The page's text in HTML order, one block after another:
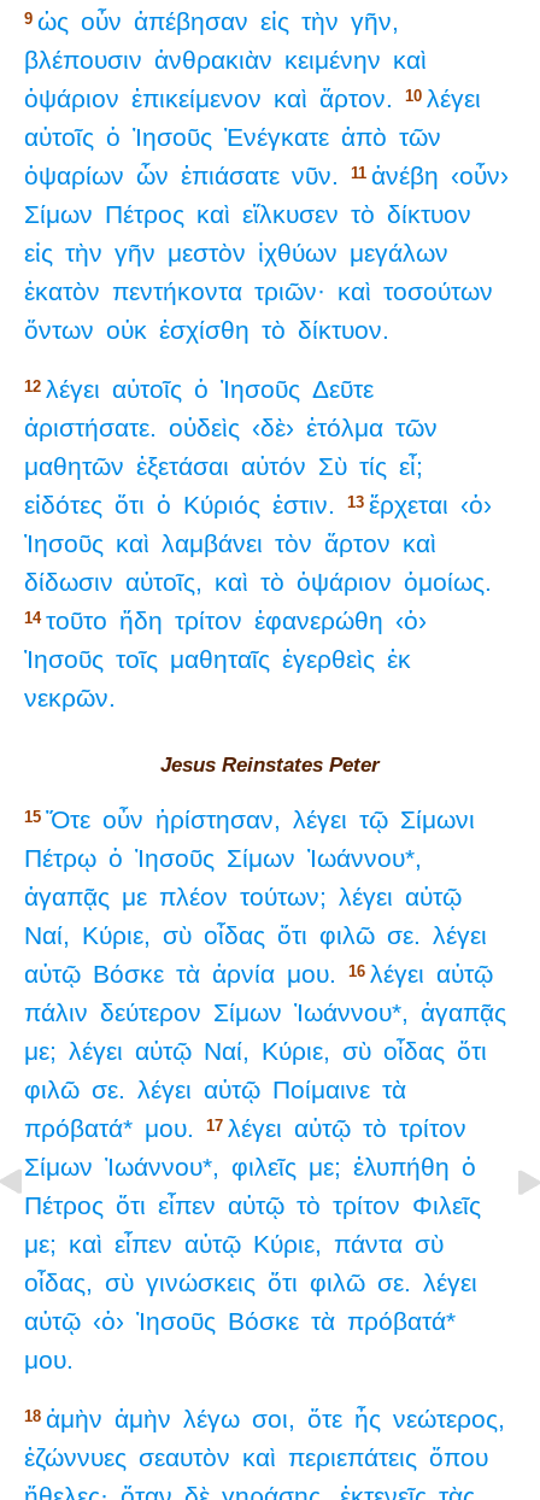
9 ὡς οὖν ἀπέβησαν εἰς τὴν γῆν,
βλέπουσιν ἀνθρακιὰν κειμένην καὶ
ὀψάριον ἐπικείμενον καὶ ἄρτον. 10 λέγει
αὐτοῖς ὁ Ἰησοῦς Ἐνέγκατε ἀπὸ τῶν
ὀψαρίων ὧν ἐπιάσατε νῦν. 11 ἀνέβη ‹οὖν›
Σίμων Πέτρος καὶ εἵλκυσεν τὸ δίκτυον
εἰς τὴν γῆν μεστὸν ἰχθύων μεγάλων
ἑκατὸν πεντήκοντα τριῶν· καὶ τοσούτων
ὄντων οὐκ ἐσχίσθη τὸ δίκτυον.
12 λέγει αὐτοῖς ὁ Ἰησοῦς Δεῦτε
ἀριστήσατε. οὐδεὶς ‹δὲ› ἐτόλμα τῶν
μαθητῶν ἐξετάσαι αὐτόν Σὺ τίς εἶ;
εἰδότες ὅτι ὁ Κύριός ἐστιν. 13 ἔρχεται ‹ὁ›
Ἰησοῦς καὶ λαμβάνει τὸν ἄρτον καὶ
δίδωσιν αὐτοῖς, καὶ τὸ ὀψάριον ὁμοίως.
14 τοῦτο ἤδη τρίτον ἐφανερώθη ‹ὁ›
Ἰησοῦς τοῖς μαθηταῖς ἐγερθεὶς ἐκ
νεκρῶν.
Jesus Reinstates Peter
15 Ὅτε οὖν ἠρίστησαν, λέγει τῷ Σίμωνι
Πέτρῳ ὁ Ἰησοῦς Σίμων Ἰωάννου*,
ἀγαπᾷς με πλέον τούτων; λέγει αὐτῷ
Ναί,
Κύριε, σὺ οἶδας ὅτι φιλῶ σε.
λέγει
αὐτῷ Βόσκε τὰ ἀρνία μου. 16 λέγει αὐτῷ
πάλιν δεύτερον Σίμων Ἰωάννου*,
ἀγαπᾷς
με; λέγει αὐτῷ Ναί, Κύριε, σὺ οἶδας ὅτι
φιλῶ σε. λέγει αὐτῷ Ποίμαινε τὰ
πρόβατά* μου. 17 λέγει αὐτῷ τὸ τρίτον
Σίμων Ἰωάννου*, φιλεῖς με; ἐλυπήθη ὁ
Πέτρος ὅτι εἶπεν αὐτῷ τὸ τρίτον Φιλεῖς
με; καὶ εἶπεν αὐτῷ Κύριε, πάντα σὺ
οἶδας,
σὺ γινώσκεις ὅτι φιλῶ σε.
λέγει
αὐτῷ ‹ὁ› Ἰησοῦς Βόσκε τὰ πρόβατά*
μου.
18 ἀμὴν ἀμὴν λέγω σοι, ὅτε ἦς νεώτερος,
ἐζώννυες σεαυτὸν καὶ περιεπάτεις ὅπου